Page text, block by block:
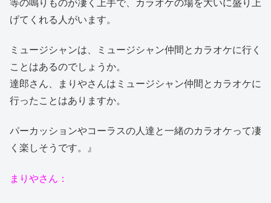
等の鳴りものが凄く上手で、カラオケの場を大いに盛り上
げてくれる人がいます。
ミュージシャンは、ミュージシャン仲間とカラオケに行く
ことはあるのでしょうか。
達郎さん、まりやさんはミュージシャン仲間とカラオケに
行ったことはありますか。
パーカッションやコーラスの人達と一緒のカラオケって凄
く楽しそうです。』
まりやさん：